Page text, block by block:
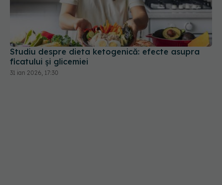
Studiu despre dieta ketogenică: efecte asupra
ficatului și glicemiei
31 ian 2026, 17:30